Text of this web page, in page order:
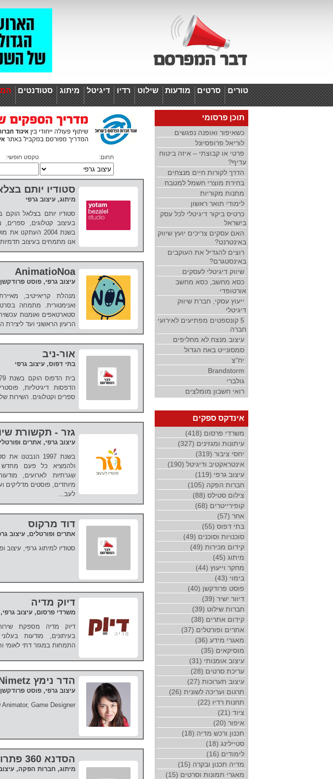
טורים סרטים מודעות שילוט רדיו דיגיטל מיתוג סטודנטים
תחום: טקסט חופשי:
סטודיו יותם
מיתוג, עיצוב גרפי
בעיצוב קטלוגים, ספרים,
בשנת 2004
אנו מתמחים בעיצוב
AnimatioNoa
עיצוב גרפי, פוסט
מנהלת קריאייטיב,
ואנימטורית. מתמחה
סטארטאפים ואומנות
הרעיון הראשוני ועד
אור-ניב
בתי דפוס, עיצוב גרפי
הדפסות דיגיטליות,
ספרים וקטלוגים. השירות
גזר - תקשורת
עיצוב גרפי, אתרים
בשנת 1997
ולהמציא כל פעם מחדש
שגרתיות לארועים,
מיוחדים, פוסטים מדליקים
לעב...
דוד מרקוס
אתרים ופורטלים, עיצוב
סטודיו למיתוג גרפי, עיצוב
דיוק מדיה
משרדי פרסום, עיצוב
דיוק מדיה מספקת
בעיתונים, מודעות
התמחות במגזר דתי לאומי
הדר נימץ Hadar Nimetz
עיצוב גרפי, פוסט
Game Designer
הסדנא 360 פתרונות שיווק בע"מ
מיתוג, חברות הפקה,
תוכן פרסומי
כשאיפור ואופנה נפגשים
לוריאל פרופסיונל
פרטי או קבוצתי – איזה ביטוח
עדיף?
הדרך לקורות חיים מנצחים
בחירת מוצרי חשמל למטבח
מתנות מקוריות
לימודי תואר ראשון
כרטיס ביקור דיגיטלי לכל עסק
בישראל
האם עסקים צריכים יועץ שיווק
באינטרנט?
רוצים להגדיל את העוקבים
באינסטגרם?
שיווק דיגיטלי לעסקים
כסא מחשב, כסא מחשב
אורטופדי
ייעוץ עסקי, חברת שיווק
דיגיטלי
5 קונספטים מפתיעים לאירועי
חברה
עיצוב מנצח לא מחליפים
סמסונייט באח הגדול
יח"צ
Brandstorm
גולברי
רואי חשבון מומלצים
אינדקס ספקים
משרדי פרסום (418)
עיתונות ומגזינים (327)
יחסי ציבור (319)
אינטראקטיב ודיגיטל (190)
עיצוב גרפי (119)
חברות הפקה (105)
צילום סטילס (88)
קופירייטרים (68)
אחר (57)
בתי דפוס (55)
סוכנויות וסוכנים (49)
קידום מכירות (49)
מיתוג (45)
מחקר וייעוץ (44)
בימוי (43)
פוסט פרודקשן (40)
דיוור ישיר (39)
חברות שילוט (39)
קידום אתרים (38)
אתרים ופורטלים (37)
מאגרי מידע (36)
מוסיקאים (35)
עיצוב אומנותי (31)
עריכת סרטים (28)
עיצוב תערוכות (27)
תרגום ועריכה לשונית (26)
תחנות רדיו (22)
ציוד (21)
איפור (20)
תכנון ורכש מדיה (18)
סטיילינג (18)
לימודים (16)
מדיה תכנון ובקרה (15)
מאגרי תמונות וסרטים (15)